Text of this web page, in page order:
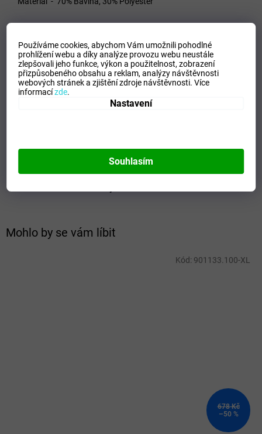
Používáme cookies, abychom Vám umožnili pohodlné
prohlížení webu a díky analýze provozu webu neustále
zlepšovali jeho funkce, výkon a použitelnost,zobrazení
přizpůsobeného obsahu a reklam, analýzy návštěvnosti
webových stránek a zjištění zdroje návštěvnosti.Více
informacízde.
Nastavení
Souhlasím
Mohlo by se vám líbit
678 Kč
–50 %
Kód: 901133.100-XL
VELIKOSTNÍ TABULKA_MIZUNO
Doplňkové parametry
Kategorie:
Dámské tepláky
Zvolte variantu
Freetime
Materiálové složení:
80% Cotton, 20% Polyester